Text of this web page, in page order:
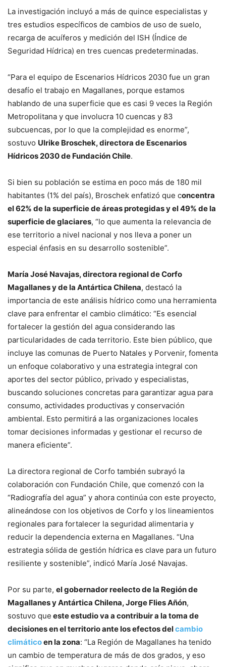
La investigación incluyó a más de quince especialistas y
tres estudios específicos de cambios de uso de suelo,
recarga de acuíferos y medición del ISH (Índice de
Seguridad Hídrica) en tres cuencas predeterminadas.
“Para el equipo de Escenarios Hídricos 2030 fue un gran
desafío el trabajo en Magallanes, porque estamos
hablando de una superficie que es casi 9 veces la Región
Metropolitana y que involucra 10 cuencas y 83
subcuencas, por lo que la complejidad es enorme”,
sostuvo Ulrike Broschek, directora de Escenarios
Hídricos 2030 de Fundación Chile.
Si bien su población se estima en poco más de 180 mil
habitantes (1% del país), Broschek enfatizó que concentra
el 62% de la superficie de áreas protegidas y el 49% de la
superficie de glaciares, “lo que aumenta la relevancia de
ese territorio a nivel nacional y nos lleva a poner un
especial énfasis en su desarrollo sostenible”.
María José Navajas, directora regional de Corfo
Magallanes y de la Antártica Chilena, destacó la
importancia de este análisis hídrico como una herramienta
clave para enfrentar el cambio climático: “Es esencial
fortalecer la gestión del agua considerando las
particularidades de cada territorio. Este bien público, que
incluye las comunas de Puerto Natales y Porvenir, fomenta
un enfoque colaborativo y una estrategia integral con
aportes del sector público, privado y especialistas,
buscando soluciones concretas para garantizar agua para
consumo, actividades productivas y conservación
ambiental. Esto permitirá a las organizaciones locales
tomar decisiones informadas y gestionar el recurso de
manera eficiente”.
La directora regional de Corfo también subrayó la
colaboración con Fundación Chile, que comenzó con la
“Radiografía del agua” y ahora continúa con este proyecto,
alineándose con los objetivos de Corfo y los lineamientos
regionales para fortalecer la seguridad alimentaria y
reducir la dependencia externa en Magallanes. “Una
estrategia sólida de gestión hídrica es clave para un futuro
resiliente y sostenible”, indicó María José Navajas.
Por su parte, el gobernador reelecto de la Región de
Magallanes y Antártica Chilena, Jorge Flies Añón,
sostuvo que este estudio va a contribuir a la toma de
decisiones en el territorio ante los efectos delcambio
climáticoen la zona: “La Región de Magallanes ha tenido
un cambio de temperatura de más de dos grados, y eso